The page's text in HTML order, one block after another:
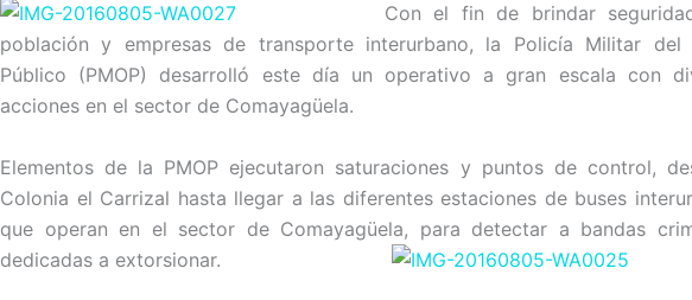
Con el fin de brindar
población y empresas de transporte interurbano, la Policía Militar del
Público (PMOP) desarrolló este día un operativo a gran escala con
acciones en el sector de Comayagüela.
Elementos de la PMOP ejecutaron saturaciones y puntos de control,
Colonia el Carrizal hasta llegar a las diferentes estaciones de buses
que operan en el sector de Comayagüela, para detectar a bandas
dedicadas a extorsionar.